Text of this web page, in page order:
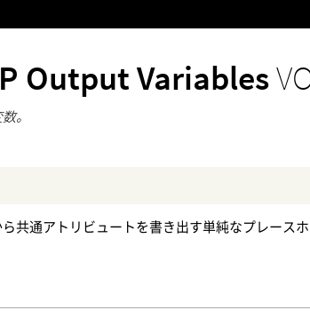
Output Variables
。
共通アトリビュートを書き出す単純なプレースホ